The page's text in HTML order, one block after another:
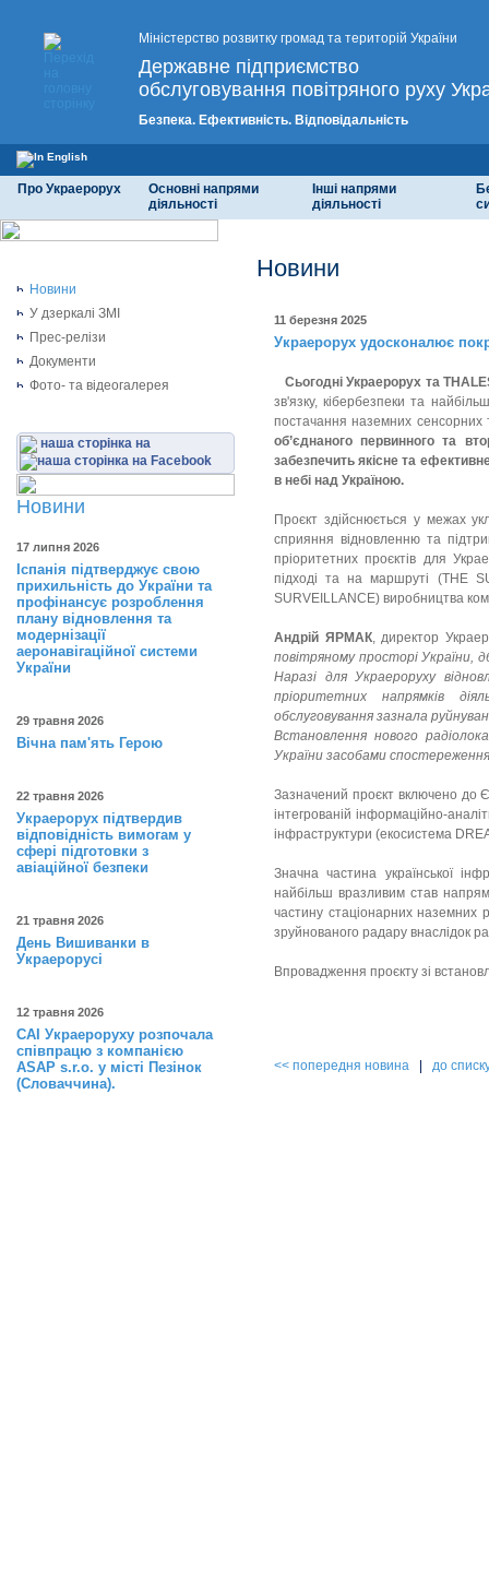
Міністерство розвитку громад та територій України
Державне підприємство
обслуговування повітряного руху
Безпека. Ефективність. Відповідальність
Про Украерорух
Основні напрями
діяльності
Інші напрями
діяльності
Новини
У дзеркалі ЗМІ
Прес-релізи
Документи
Фото- та відеогалерея
наша сторінка на
Новини
17 липня 2026
Іспанія підтверджує свою
прихильність до України та
профінансує розроблення
плану відновлення та
модернізації
аеронавігаційної системи
України
29 травня 2026
Вічна пам'ять Герою
22 травня 2026
Украерорух підтвердив
відповідність вимогам у
сфері підготовки з
авіаційної безпеки
21 травня 2026
День Вишиванки в
Украерорусі
12 травня 2026
САІ Украероруху розпочала
співпрацю з компанією
ASAP s.r.o. у місті Пезінок
(Словаччина).
Новини
11 березня 2025
Украерорух удосконалює
Сьогодні Украерорух та
зв'язку, кібербезпеки та
постачання наземних сенсорних
об’єднаного первинного та
забезпечить якісне та
в небі над Україною.
Проєкт здійснюється у межах
сприяння відновленню та
пріоритетних проєктів для
підході та на маршруті (THE
SURVEILLANCE) виробництва
Андрій ЯРМАК, директор
повітряному просторі України,
Наразі для Украероруху
пріоритетних напрямків
обслуговування зазнала
Встановлення нового
України засобами
Зазначений проєкт включено до
інтегрованій інформаційно-
інфраструктури (екосистема
Значна частина української
найбільш вразливим став
частину стаціонарних наземних
зруйнованого радару внаслідок
Впровадження проєкту зі
<< попередня новина до